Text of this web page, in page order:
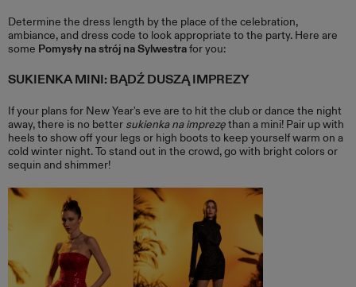
Determine the dress length by the place of the celebration,
ambiance, and dress code to look appropriate to the party. Here are
some Pomysły na strój na Sylwestrafor you:
SUKIENKA MINI: BĄDŹ DUSZĄ IMPREZY
If your plans for New Year's eve are to hit the club or dance the night
away, there is no better sukienka na imprezęthan a mini! Pair up with
heels to show off your legs or high boots to keep yourself warm on a
cold winter night. To stand out in the crowd, go with bright colors or
sequin and shimmer!